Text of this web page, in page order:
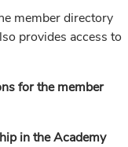
member directory
provides access to
for the member
in the Academy